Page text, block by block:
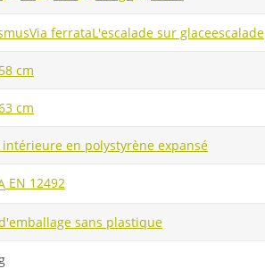
Via ferrataL'escalade sur glaceescalade
58 cm
cm
en polystyrène expansé
EN 12492
sans plastique